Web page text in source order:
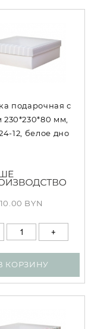
подарочная с
230*230*80 мм,
12, белое дно
10.00 BYN
КОРЗИНУ